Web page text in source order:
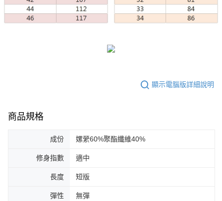
顯示電腦版詳細說明
商品規格
成份 嫘縈60%聚酯纖維40%
修身指數 適中
長度 短版
彈性 無彈